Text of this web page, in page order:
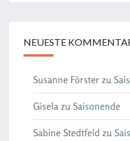
NEUESTE
Susanne Förster zu
Gisela zu Saisonende
Sabine Stedtfeld zu